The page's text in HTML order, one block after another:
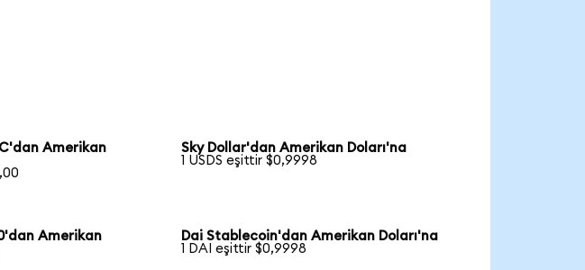
Amerikan
Sky Dollar'dan Amerikan Doları'na
1 USDS eşittir $0,9998
Amerikan
Dai Stablecoin'dan Amerikan Doları'na
1 DAI eşittir $0,9998